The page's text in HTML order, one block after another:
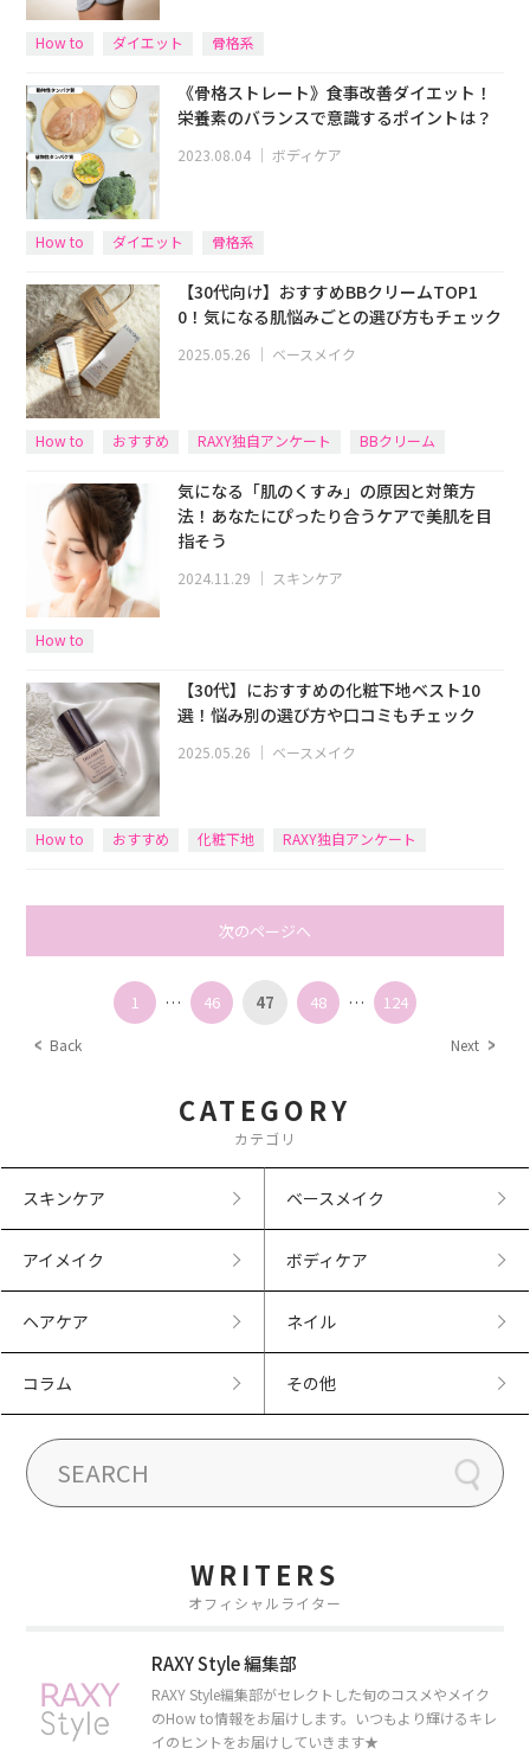
How to ダイエット 骨格系
《骨格ストレート》食事改善ダイエット！
栄養素のバランスで意識するポイントは？
2023.08.04 ｜ボディケア
How to ダイエット 骨格系
【30代向け】おすすめBBクリームTOP1
0！気になる肌悩みごとの選び方もチェック
2025.05.26 ｜ ベースメイク
How to おすすめ RAXY独自アンケート BBクリーム
気になる「肌のくすみ」の原因と対策方
法！あなたにぴったり合うケアで美肌を目
指そう
2024.11.29 ｜ スキンケア
How to
【30代】におすすめの化粧下地ベスト10
選！悩み別の選び方や口コミもチェック
2025.05.26 ｜ ベースメイク
How to おすすめ 化粧下地 RAXY独自アンケート
次のページへ
Back
1 … 46 47 48 … 124
Next
CATEGORY
カテゴリ
スキンケア ベースメイク
アイメイク ボディケア
ヘアケア ネイル
コラム その他
WRITERS
オフィシャルライター
RAXY Style 編集部
RAXY Style編集部がセレクトした旬のコスメやメイク
のHow to情報をお届けします。いつもより輝けるキレ
イのヒントをお届けしていきます★